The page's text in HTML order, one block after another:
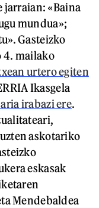
jarraian: «Baina
mundua»;
Gasteizko
4. mailako
urtero egiten
Ikasgela
irabazi ere.
askotariko
eskasak
Mendebaldea